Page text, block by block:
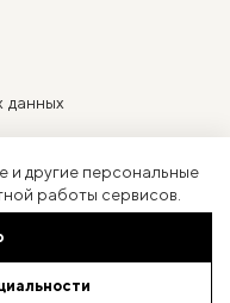
данных
рассылку
данных
дом 6, кв. 97
и другие персональные
работы сервисов.